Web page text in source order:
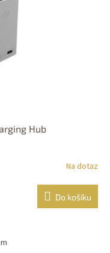
Hub
Na dotaz
Do košíku